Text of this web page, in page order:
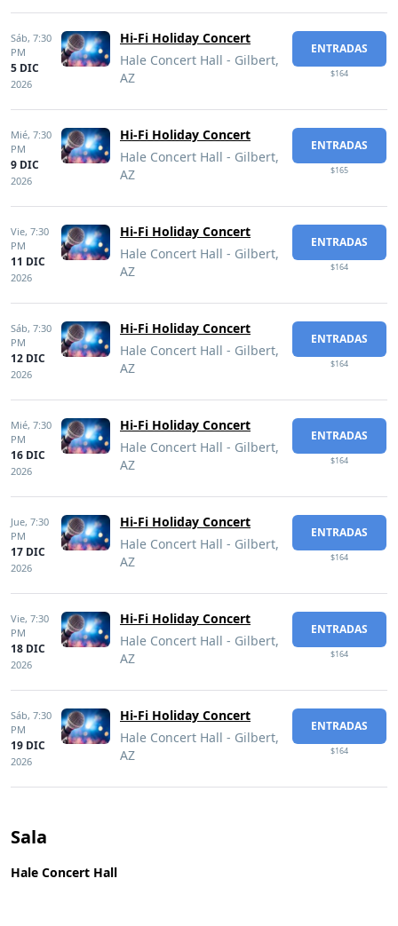
Sáb, 7:30
PM
5 DIC
2026
Hi-Fi Holiday Concert
Hale Concert Hall - Gilbert,
AZ
ENTRADAS
$164
Mié, 7:30
PM
9 DIC
2026
Hi-Fi Holiday Concert
Hale Concert Hall - Gilbert,
AZ
ENTRADAS
$165
Vie, 7:30
PM
11 DIC
2026
Hi-Fi Holiday Concert
Hale Concert Hall - Gilbert,
AZ
ENTRADAS
$164
Sáb, 7:30
PM
12 DIC
2026
Hi-Fi Holiday Concert
Hale Concert Hall - Gilbert,
AZ
ENTRADAS
$164
Mié, 7:30
PM
16 DIC
2026
Hi-Fi Holiday Concert
Hale Concert Hall - Gilbert,
AZ
ENTRADAS
$164
Jue, 7:30
PM
17 DIC
2026
Hi-Fi Holiday Concert
Hale Concert Hall - Gilbert,
AZ
ENTRADAS
$164
Vie, 7:30
PM
18 DIC
2026
Hi-Fi Holiday Concert
Hale Concert Hall - Gilbert,
AZ
ENTRADAS
$164
Sáb, 7:30
PM
19 DIC
2026
Hi-Fi Holiday Concert
Hale Concert Hall - Gilbert,
AZ
ENTRADAS
$164
Sala
Hale Concert Hall